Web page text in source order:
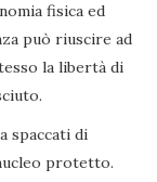
fisica ed
può riuscire ad
la libertà di
spaccati di
protetto.